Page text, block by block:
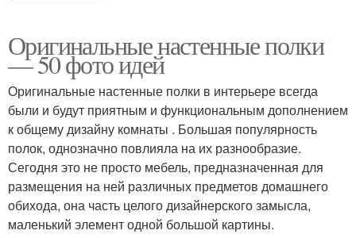
Оригинальные настенные полки
— 50 фото идей
Оригинальные настенные полки в интерьере всегда
были и будут приятным и функциональным дополнением
к общему дизайну комнаты . Большая популярность
полок, однозначно повлияла на их разнообразие.
Сегодня это не просто мебель, предназначенная для
размещения на ней различных предметов домашнего
обихода, она часть целого дизайнерского замысла,
маленький элемент одной большой картины.